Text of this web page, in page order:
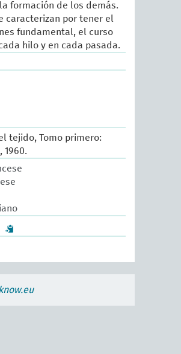
formación de los demás.
caracterizan por tener el
fundamental, el curso
hilo y en cada pasada.
tejido, Tomo primero:
1960.